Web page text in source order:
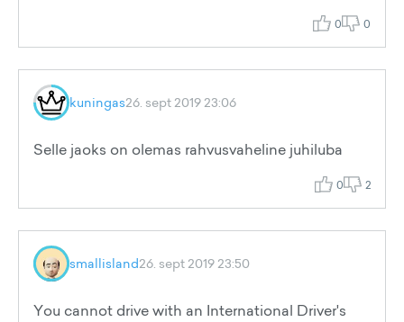
0 0
kuningas26. sept 2019 23:06
Selle jaoks on olemas rahvusvaheline juhiluba
0 2
smallisland26. sept 2019 23:50
You cannot drive with an International Driver's